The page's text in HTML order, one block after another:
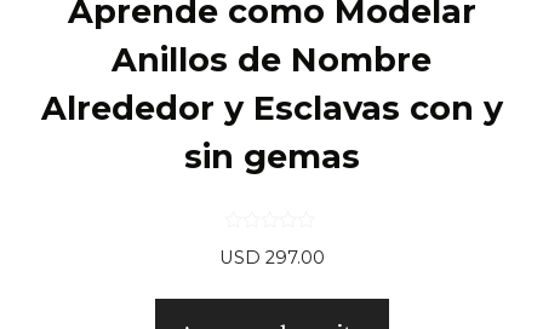
Aprende como Modelar
Anillos de Nombre
Alrededor y Esclavas con y
sin gemas
d
5
USD 297.00